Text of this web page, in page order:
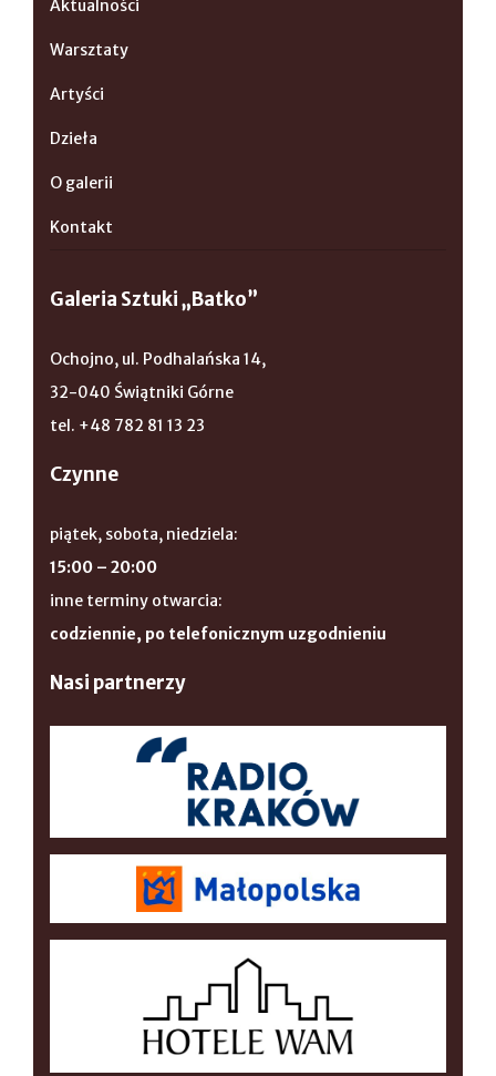
Aktualności
Warsztaty
Artyści
Dzieła
O galerii
Kontakt
Galeria Sztuki „Batko”
Ochojno, ul. Podhalańska 14,
32-040 Świątniki Górne
tel. +48 782 81 13 23
Czynne
piątek, sobota, niedziela:
15:00 – 20:00
inne terminy otwarcia:
codziennie, po telefonicznym uzgodnieniu
Nasi partnerzy